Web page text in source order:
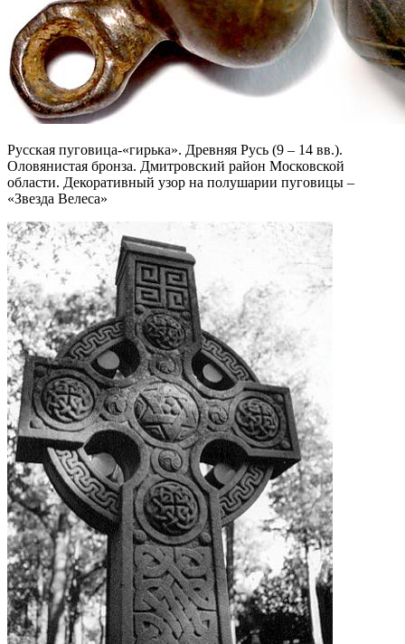
Русская пуговица-«гирька». Древняя Русь (9 – 14 вв.).
Оловянистая бронза. Дмитровский район Московской
области. Декоративный узор на полушарии пуговицы –
«Звезда Велеса»